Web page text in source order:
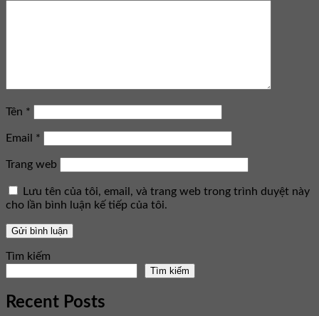
Tên *
Email *
Trang web
Lưu tên của tôi, email, và trang web trong trình duyệt này
cho lần bình luận kế tiếp của tôi.
Tìm kiếm
Tìm kiếm
Recent Posts